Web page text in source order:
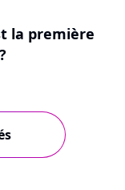
la première